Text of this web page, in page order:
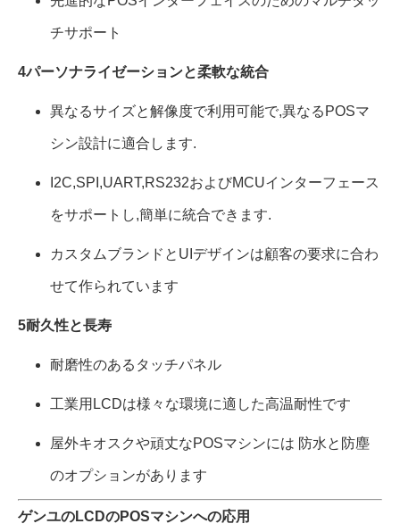
チサポート
4パーソナライゼーションと柔軟な統合
異なるサイズと解像度で利用可能で,異なるPOSマ
シン設計に適合します.
I2C,SPI,UART,RS232およびMCUインターフェース
をサポートし,簡単に統合できます.
カスタムブランドとUIデザインは顧客の要求に合わ
せて作られています
5耐久性と長寿
耐磨性のあるタッチパネル
工業用LCDは様々な環境に適した高温耐性です
屋外キオスクや頑丈なPOSマシンには 防水と防塵
のオプションがあります
ゲンユのLCDのPOSマシンへの応用